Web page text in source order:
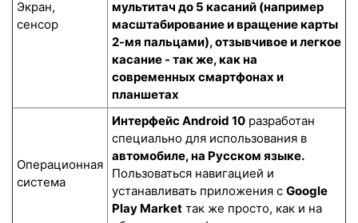
Экран,
сенсор
мультитач до 5 касаний (например
масштабирование и вращение карты
2-мя пальцами), отзывчивое и легкое
касание - так же, как на
современных смартфонах и
планшетах
Операционная
система
Интерфейс Android 10 разработан
специально для использования в
автомобиле, на Русском языке.
Пользоваться навигацией и
устанавливать приложения с Google
Play Market так же просто, как и на